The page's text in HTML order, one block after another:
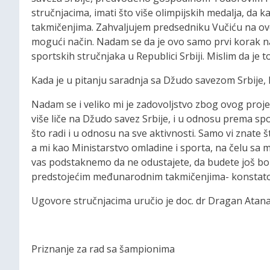
stručnjacima, imati što više olimpijskih medalja, da
takmičenjima. Zahvaljujem predsedniku Vučiću na
mogući način. Nadam se da je ovo samo prvi
sportskih stručnjaka u Republici Srbiji. Mislim da je
Kada je u pitanju saradnja sa Džudo savezom
Nadam se i veliko mi je zadovoljstvo zbog ovog
više liče na Džudo savez Srbije, i u odnosu prema
što radi i u odnosu na sve aktivnosti. Samo vi
a mi kao Ministarstvo omladine i sporta, na čelu sa
vas podstaknemo da ne odustajete, da budete još
predstojećim međunarodnim takmičenjima-
Ugovore stručnjacima uručio je doc. dr Dragan
Priznanje za rad sa šampionima